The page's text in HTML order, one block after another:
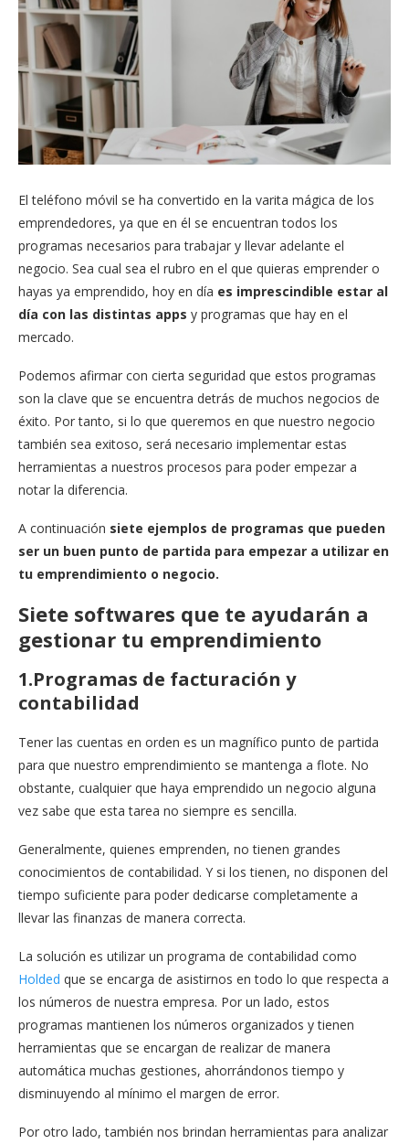
El teléfono móvil se ha convertido en la varita mágica de los
emprendedores, ya que en él se encuentran todos los
programas necesarios para trabajar y llevar adelante el
negocio. Sea cual sea el rubro en el que quieras emprender o
hayas ya emprendido, hoy en día es imprescindible estar al
día con las distintas apps y programas que hay en el
mercado.
Podemos afirmar con cierta seguridad que estos programas
son la clave que se encuentra detrás de muchos negocios de
éxito. Por tanto, si lo que queremos en que nuestro negocio
también sea exitoso, será necesario implementar estas
herramientas a nuestros procesos para poder empezar a
notar la diferencia.
A continuación siete ejemplos de programas que pueden
ser un buen punto de partida para empezar a utilizar en
tu emprendimiento o negocio.
Siete softwares que te ayudarán a
gestionar tu emprendimiento
1.Programas de facturación y
contabilidad
Tener las cuentas en orden es un magnífico punto de partida
para que nuestro emprendimiento se mantenga a flote. No
obstante, cualquier que haya emprendido un negocio alguna
vez sabe que esta tarea no siempre es sencilla.
Generalmente, quienes emprenden, no tienen grandes
conocimientos de contabilidad. Y si los tienen, no disponen del
tiempo suficiente para poder dedicarse completamente a
llevar las finanzas de manera correcta.
La solución es utilizar un programa de contabilidad como
Holded que se encarga de asistirnos en todo lo que respecta a
los números de nuestra empresa. Por un lado, estos
programas mantienen los números organizados y tienen
herramientas que se encargan de realizar de manera
automática muchas gestiones, ahorrándonos tiempo y
disminuyendo al mínimo el margen de error.
Por otro lado, también nos brindan herramientas para analizar